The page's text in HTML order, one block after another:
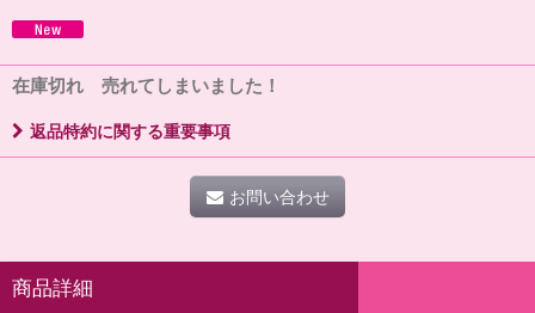
在庫切れ 売れてしまいました！
返品特約に関する重要事項
お問い合わせ
商品詳細